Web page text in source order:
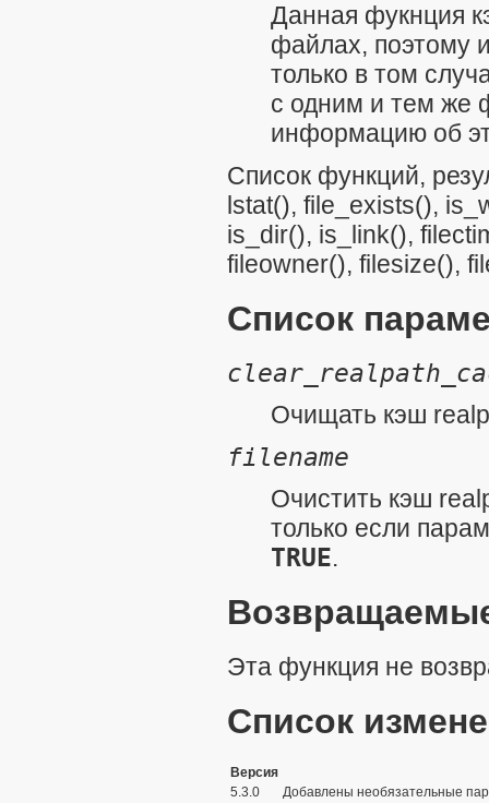
Данная фукнция
файлах, поэтому
только в том
с одним и тем же
информацию об
Список функций,
lstat(), file_exists(),
is_dir(), is_link(),
fileowner(), filesize(),
Список
Очищать кэш
filename
Очистить кэш
только если
TRUE.
Эта функция не
Список
Версия
5.3.0
Добавлены необязательные